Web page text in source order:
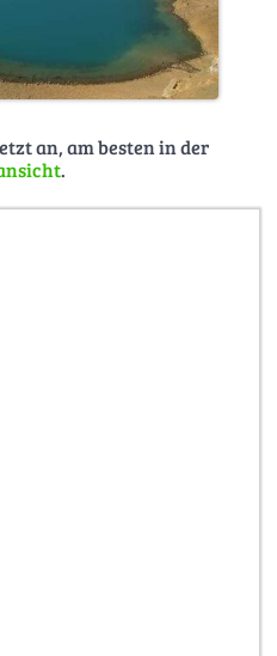
an, am besten in der
.